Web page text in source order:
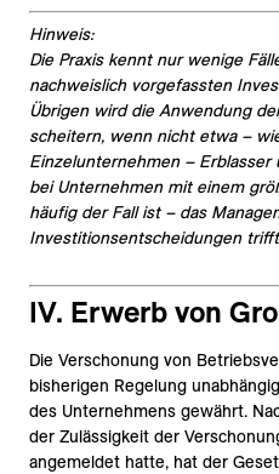
Hinweis:
Die Praxis kennt nur wenige
nachweislich vorgefassten
Übrigen wird die Anwendung
scheitern, wenn nicht etwa –
Einzelunternehmen –
bei Unternehmen mit einem
häufig der Fall ist – das
Investitionsentscheidungen
IV. Erwerb von
Die Verschonung von
bisherigen Regelung
des Unternehmens gewährt.
der Zulässigkeit der
angemeldet hatte, hat der